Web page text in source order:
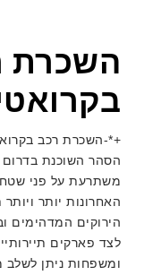
השכרת
+*-השכרת רכב
הסהר השוכנת בדרום
האחרונות יותר
הירוקים המדהימים
לצד פארקים
ומשפחות ניתן לשלב